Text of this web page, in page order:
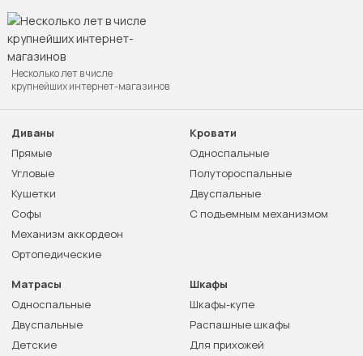
Несколько лет в числе
крупнейших интернет-магазинов
Диваны
Прямые
Угловые
Кушетки
Софы
Механизм аккордеон
Ортопедические
Кровати
Односпальные
Полутороспальные
Двуспальные
С подъемным механизмом
Матрасы
Односпальные
Двуспальные
Детские
Шкафы
Шкафы-купе
Распашные шкафы
Для прихожей